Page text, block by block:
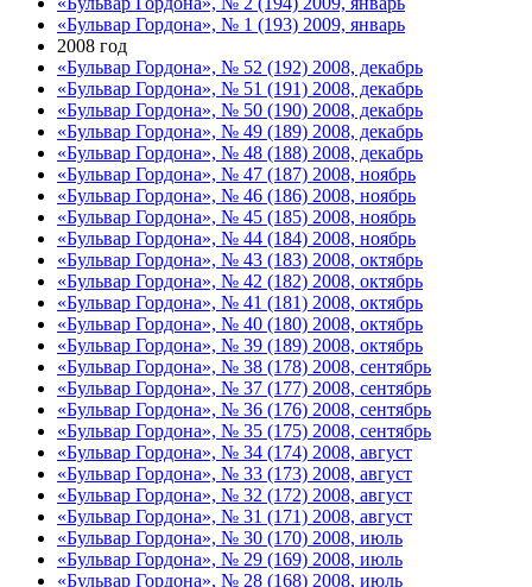
«Бульвар Гордона», № 1 (193) 2009, январь
2008 год
«Бульвар Гордона», № 52 (192) 2008, декабрь
«Бульвар Гордона», № 51 (191) 2008, декабрь
«Бульвар Гордона», № 50 (190) 2008, декабрь
«Бульвар Гордона», № 49 (189) 2008, декабрь
«Бульвар Гордона», № 48 (188) 2008, декабрь
«Бульвар Гордона», № 47 (187) 2008, ноябрь
«Бульвар Гордона», № 46 (186) 2008, ноябрь
«Бульвар Гордона», № 45 (185) 2008, ноябрь
«Бульвар Гордона», № 44 (184) 2008, ноябрь
«Бульвар Гордона», № 43 (183) 2008, октябрь
«Бульвар Гордона», № 42 (182) 2008, октябрь
«Бульвар Гордона», № 41 (181) 2008, октябрь
«Бульвар Гордона», № 40 (180) 2008, октябрь
«Бульвар Гордона», № 39 (189) 2008, октябрь
«Бульвар Гордона», № 38 (178) 2008, сентябрь
«Бульвар Гордона», № 37 (177) 2008, сентябрь
«Бульвар Гордона», № 36 (176) 2008, сентябрь
«Бульвар Гордона», № 35 (175) 2008, сентябрь
«Бульвар Гордона», № 34 (174) 2008, август
«Бульвар Гордона», № 33 (173) 2008, август
«Бульвар Гордона», № 32 (172) 2008, август
«Бульвар Гордона», № 31 (171) 2008, август
«Бульвар Гордона», № 30 (170) 2008, июль
«Бульвар Гордона», № 29 (169) 2008, июль
«Бульвар Гордона», № 28 (168) 2008, июль